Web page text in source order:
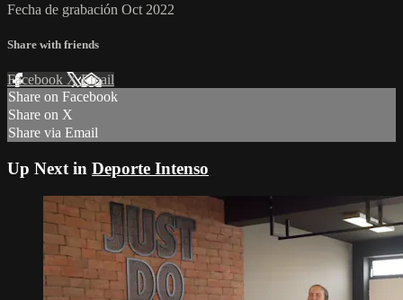
Fecha de grabación Oct 2022
Share with friends
Facebook XEmail
Share on Facebook
Share on X
Share via Email
Up Next in Deporte Intenso